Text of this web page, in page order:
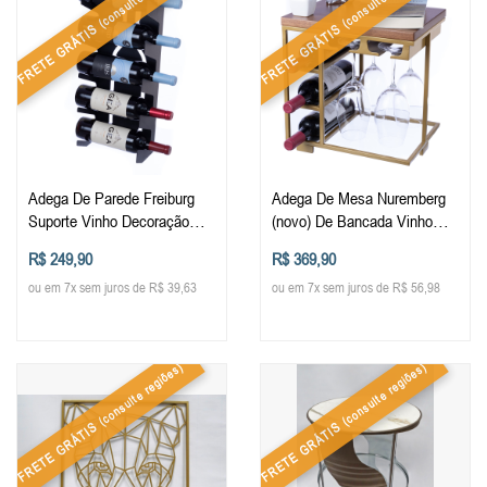
FRETE GRÁTIS
Adega De Parede Freiburg
Suporte Vinho Decoração
R$ 249,90
ou em 7x sem juros de R$ 39,63
FRETE GRÁTIS
Adega De Mesa Nuremberg
(novo) De Bancada Vinho
De Metalon E Madeira
R$ 369,90
ou em 7x sem juros de R$ 56,98
FRETE GRÁTIS
(consulte regiões)
FRETE GRÁTIS
(consulte regiões)